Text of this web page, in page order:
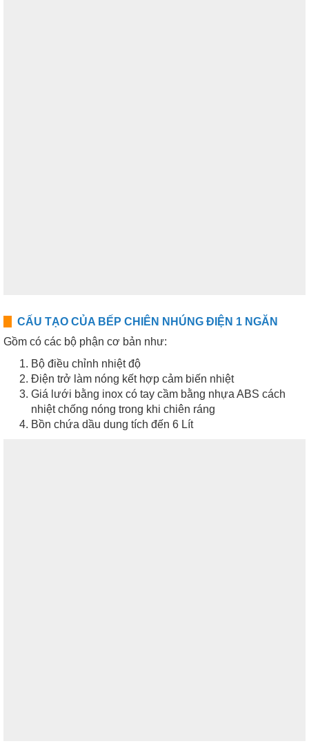
CẤU TẠO CỦA BẾP CHIÊN NHÚNG ĐIỆN 1 NGĂN
Gồm có các bộ phận cơ bản như:
Bộ điều chỉnh nhiệt độ
Điện trở làm nóng kết hợp cảm biến nhiệt
Giá lưới bằng inox có tay cầm bằng nhựa ABS cách
nhiệt chống nóng trong khi chiên ráng
Bồn chứa dầu dung tích đến 6 Lít